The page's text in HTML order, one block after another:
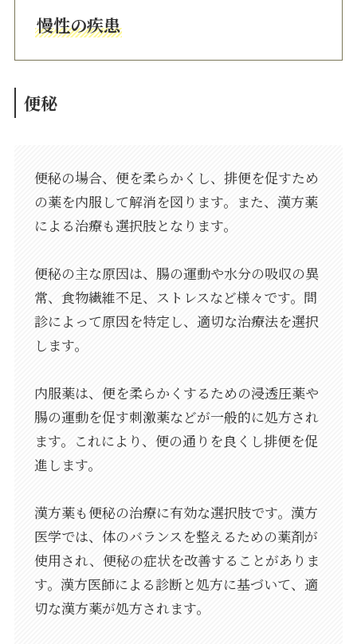
慢性の疾患
便秘
便秘の場合、便を柔らかくし、排便を促すため
の薬を内服して解消を図ります。また、漢方薬
による治療も選択肢となります。
便秘の主な原因は、腸の運動や水分の吸収の異
常、食物繊維不足、ストレスなど様々です。問
診によって原因を特定し、適切な治療法を選択
します。
内服薬は、便を柔らかくするための浸透圧薬や
腸の運動を促す刺激薬などが一般的に処方され
ます。これにより、便の通りを良くし排便を促
進します。
漢方薬も便秘の治療に有効な選択肢です。漢方
医学では、体のバランスを整えるための薬剤が
使用され、便秘の症状を改善することがありま
す。漢方医師による診断と処方に基づいて、適
切な漢方薬が処方されます。